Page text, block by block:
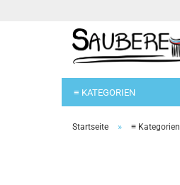
≡ KATEGORIEN
Startseite » ≡ Kategorien